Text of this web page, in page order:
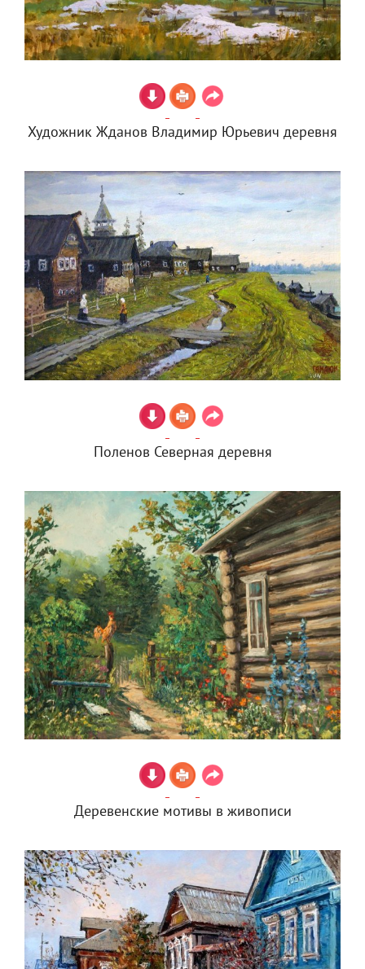
Художник Жданов Владимир Юрьевич деревня
Поленов Северная деревня
Деревенские мотивы в живописи